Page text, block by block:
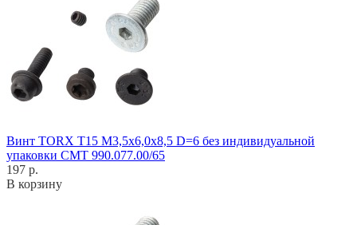
Винт TORX T15 M3,5x6,0x8,5 D=6 без индивидуальной
упаковки CMT 990.077.00/65
197 р.
В корзину